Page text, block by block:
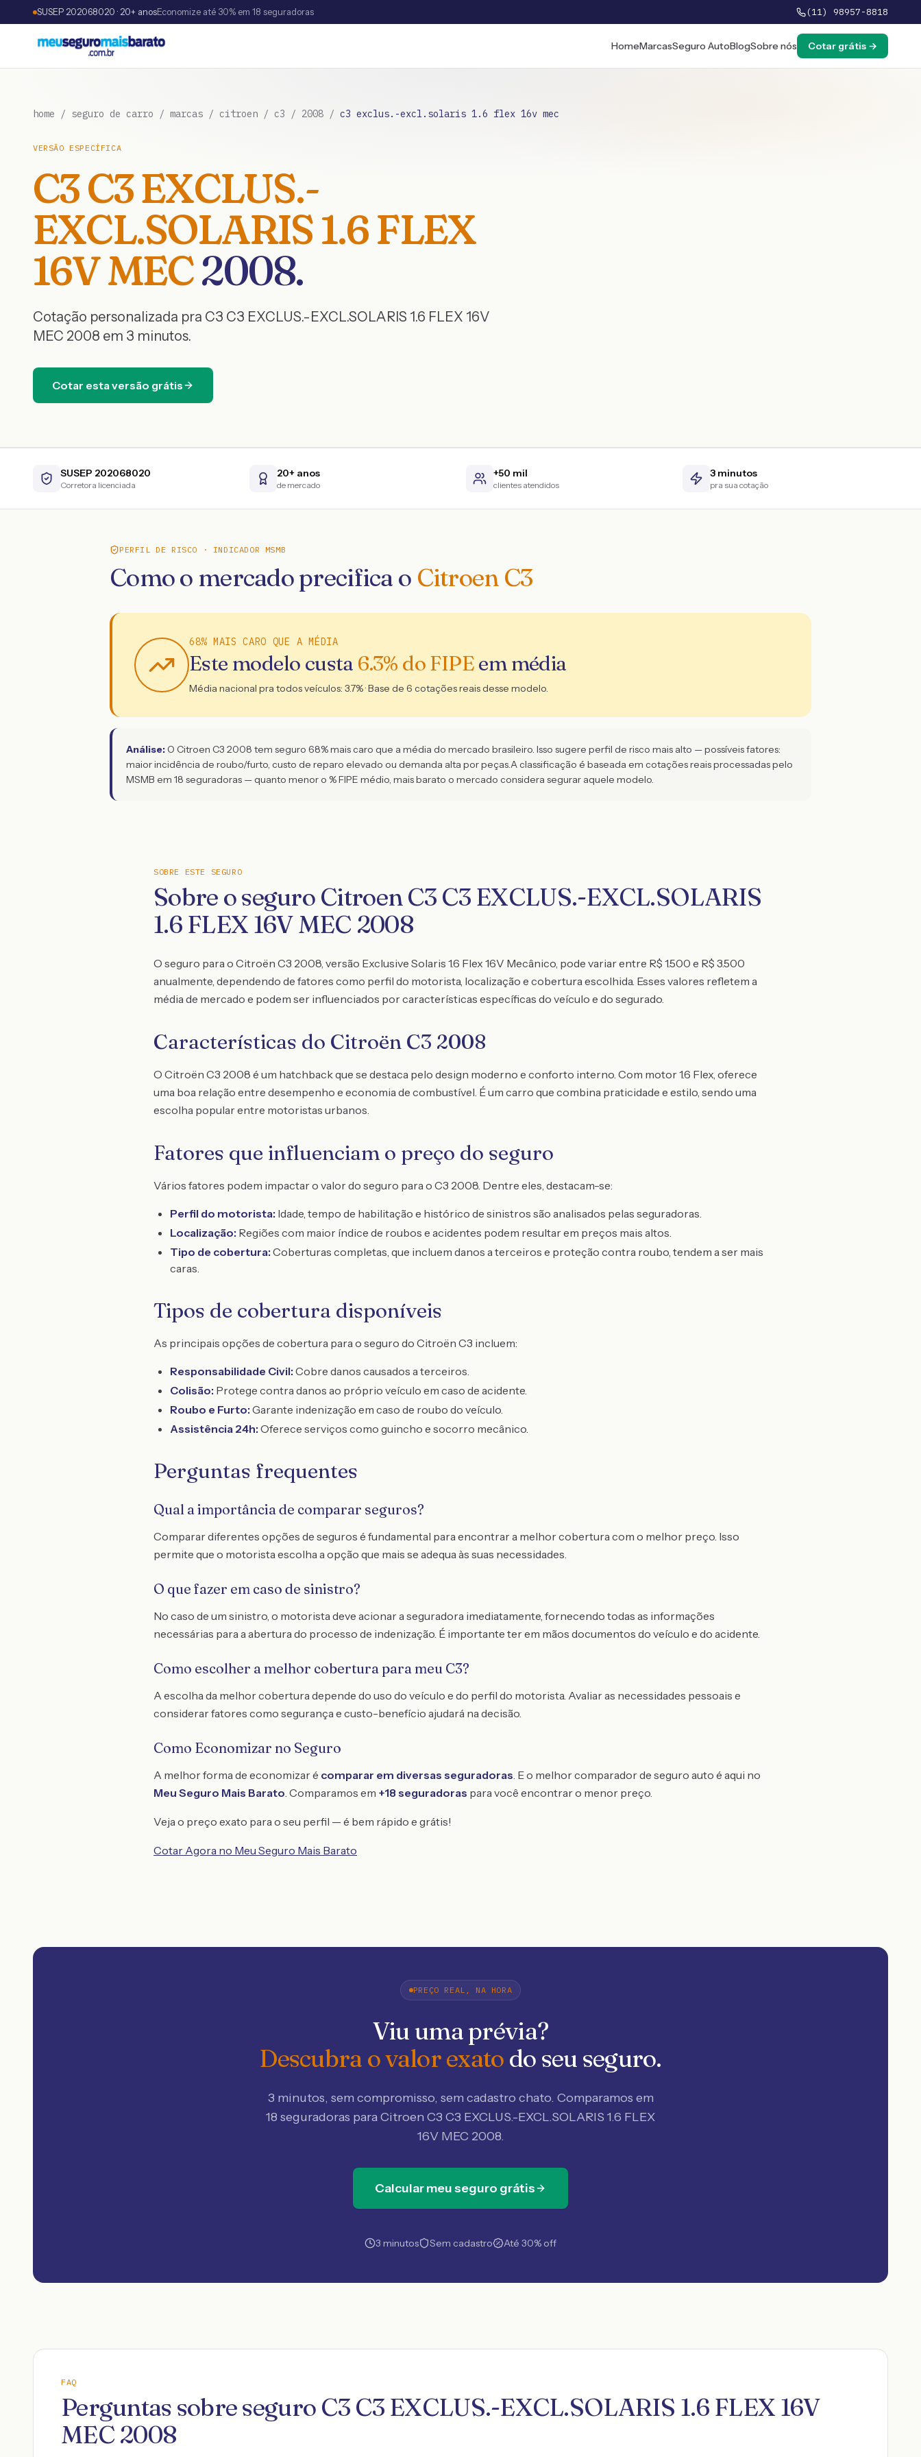
SUSEP 202068020 · 20+ anosEconomize até 30% em 18 seguradoras (11) 98957-8818
HomeMarcasSeguro AutoBlogSobre nós Cotar grátis →
home / seguro de carro / marcas / citroen / c3 / 2008 / c3 exclus.-excl.solaris 1.6 flex 16v mec
VERSÃO ESPECÍFICA
C3C3 EXCLUS.-
EXCL.SOLARIS 1.6 FLEX
16V MEC2008.
Cotação personalizada pra C3 C3 EXCLUS.-EXCL.SOLARIS 1.6 FLEX 16V
MEC 2008 em 3 minutos.
Cotar esta versão grátis
SUSEP 202068020
Corretora licenciada
20+ anos
de mercado
+50 mil
clientes atendidos
3 minutos
pra sua cotação
PERFIL DE RISCO · INDICADOR MSMB
Como o mercado precifica o Citroen C3
68% MAIS CARO QUE A MÉDIA
Este modelo custa 6.3% do FIPEem média
Média nacional pra todos veículos: 3.7% · Base de 6 cotações reais desse modelo.
Análise: O Citroen C3 2008 tem seguro 68% mais caro que a média do mercado brasileiro. Isso sugere perfil de risco mais alto — possíveis fatores:
maior incidência de roubo/furto, custo de reparo elevado ou demanda alta por peças.A classificação é baseada em cotações reais processadas pelo
MSMB em 18 seguradoras — quanto menor o % FIPE médio, mais barato o mercado considera segurar aquele modelo.
SOBRE ESTE SEGURO
Sobre o seguro Citroen C3 C3 EXCLUS.-EXCL.SOLARIS
1.6 FLEX 16V MEC 2008
O seguro para o Citroën C3 2008, versão Exclusive Solaris 1.6 Flex 16V Mecânico, pode variar entre R$ 1.500 e R$ 3.500
anualmente, dependendo de fatores como perfil do motorista, localização e cobertura escolhida. Esses valores refletem a
média de mercado e podem ser influenciados por características específicas do veículo e do segurado.
Características do Citroën C3 2008
O Citroën C3 2008 é um hatchback que se destaca pelo design moderno e conforto interno. Com motor 1.6 Flex, oferece
uma boa relação entre desempenho e economia de combustível. É um carro que combina praticidade e estilo, sendo uma
escolha popular entre motoristas urbanos.
Fatores que influenciam o preço do seguro
Vários fatores podem impactar o valor do seguro para o C3 2008. Dentre eles, destacam-se:
Perfil do motorista: Idade, tempo de habilitação e histórico de sinistros são analisados pelas seguradoras.
Localização: Regiões com maior índice de roubos e acidentes podem resultar em preços mais altos.
Tipo de cobertura: Coberturas completas, que incluem danos a terceiros e proteção contra roubo, tendem a ser mais
caras.
Tipos de cobertura disponíveis
As principais opções de cobertura para o seguro do Citroën C3 incluem:
Responsabilidade Civil: Cobre danos causados a terceiros.
Colisão: Protege contra danos ao próprio veículo em caso de acidente.
Roubo e Furto: Garante indenização em caso de roubo do veículo.
Assistência 24h: Oferece serviços como guincho e socorro mecânico.
Perguntas frequentes
Qual a importância de comparar seguros?
Comparar diferentes opções de seguros é fundamental para encontrar a melhor cobertura com o melhor preço. Isso
permite que o motorista escolha a opção que mais se adequa às suas necessidades.
O que fazer em caso de sinistro?
No caso de um sinistro, o motorista deve acionar a seguradora imediatamente, fornecendo todas as informações
necessárias para a abertura do processo de indenização. É importante ter em mãos documentos do veículo e do acidente.
Como escolher a melhor cobertura para meu C3?
A escolha da melhor cobertura depende do uso do veículo e do perfil do motorista. Avaliar as necessidades pessoais e
considerar fatores como segurança e custo-benefício ajudará na decisão.
Como Economizar no Seguro
A melhor forma de economizar é comparar em diversas seguradoras. E o melhor comparador de seguro auto é aqui no
Meu Seguro Mais Barato. Comparamos em +18 seguradoras para você encontrar o menor preço.
Veja o preço exato para o seu perfil — é bem rápido e grátis!
Cotar Agora no Meu Seguro Mais Barato
PREÇO REAL, NA HORA
Viu uma prévia?
Descubra o valor exato do seu seguro.
3 minutos, sem compromisso, sem cadastro chato. Comparamos em
18 seguradoras para Citroen C3 C3 EXCLUS.-EXCL.SOLARIS 1.6 FLEX
16V MEC 2008.
Calcular meu seguro grátis
3 minutos Sem cadastro Até 30% off
FAQ
Perguntas sobre seguro C3 C3 EXCLUS.-EXCL.SOLARIS 1.6 FLEX 16V
MEC 2008